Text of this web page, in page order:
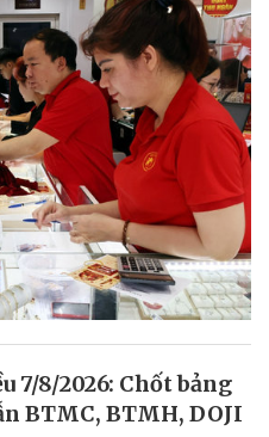
7/8/2026: Chốt bảng
BTMC, BTMH, DOJI